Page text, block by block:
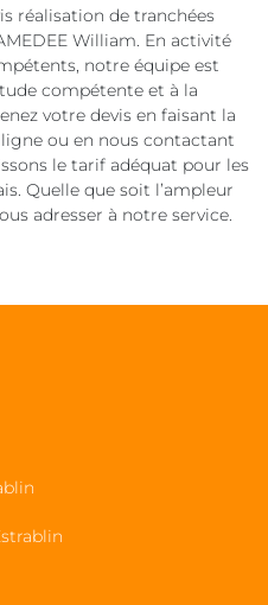
réalisation de tranchées
William. En activité
notre équipe est
compétente et à la
votre devis en faisant la
ou en nous contactant
le tarif adéquat pour les
Quelle que soit l’ampleur
adresser à notre service.